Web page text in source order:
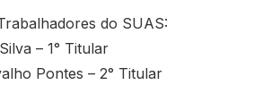
do SUAS:
– 1° Titular
Pontes – 2° Titular